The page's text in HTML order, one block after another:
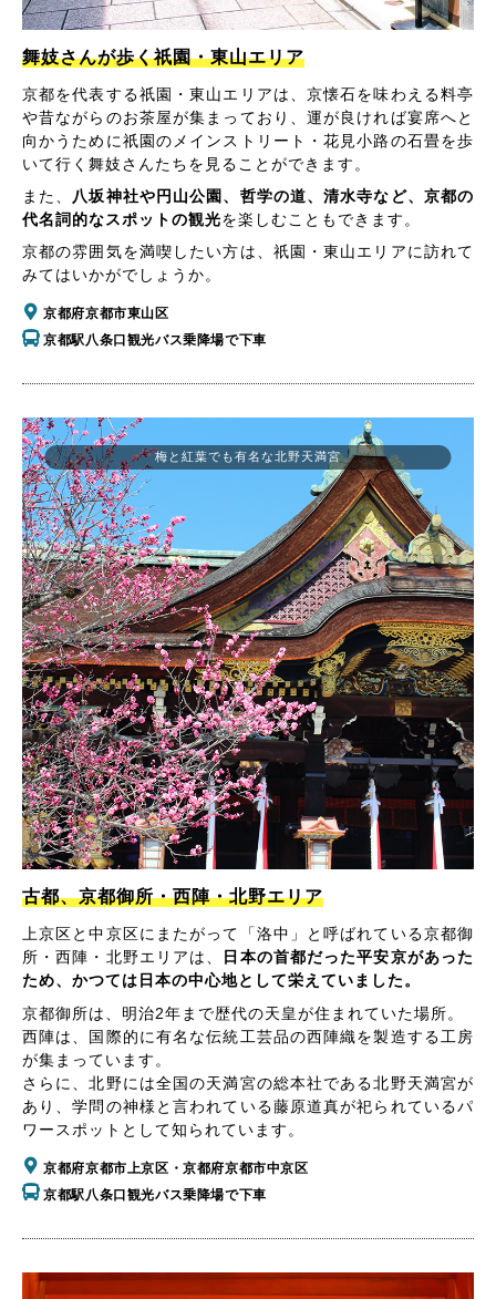
舞妓さんが歩く祇園・東山エリア
京都を代表する祇園・東山エリアは、京懐石を味わえる料亭
や昔ながらのお茶屋が集まっており、運が良ければ宴席へと
向かうために祇園のメインストリート・花見小路の石畳を歩
いて行く舞妓さんたちを見ることができます。
また、
八坂神社や円山公園、哲学の道、清水寺など、京都の
代名詞的なスポットの観光を楽しむこともできます。
京都の雰囲気を満喫したい方は、祇園・東山エリアに訪れて
みてはいかがでしょうか。
京都府京都市東山区
京都駅八条口観光バス乗降場で下車
梅と紅葉でも有名な北野天満宮
古都、京都御所・西陣・北野エリア
上京区と中京区にまたがって「洛中」と呼ばれている京都御
所・西陣・北野エリアは、
日本の首都だった平安京があった
ため、かつては日本の中心地として栄えていました。
京都御所は、明治2年まで歴代の天皇が住まれていた場所。
西陣は、国際的に有名な伝統工芸品の西陣織を製造する工房
が集まっています。
さらに、北野には全国の天満宮の総本社である北野天満宮が
あり、学問の神様と言われている藤原道真が祀られているパ
ワースポットとして知られています。
京都府京都市上京区・京都府京都市中京区
京都駅八条口観光バス乗降場で下車